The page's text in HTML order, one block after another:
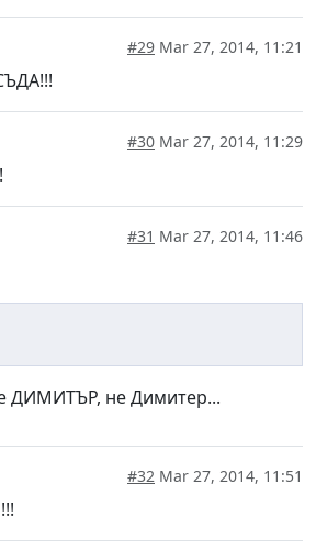
#29 Mar 27, 2014, 11:21
#30 Mar 27, 2014, 11:29
#31 Mar 27, 2014, 11:46
ДИМИТЪР, не Димитер...
#32 Mar 27, 2014, 11:51